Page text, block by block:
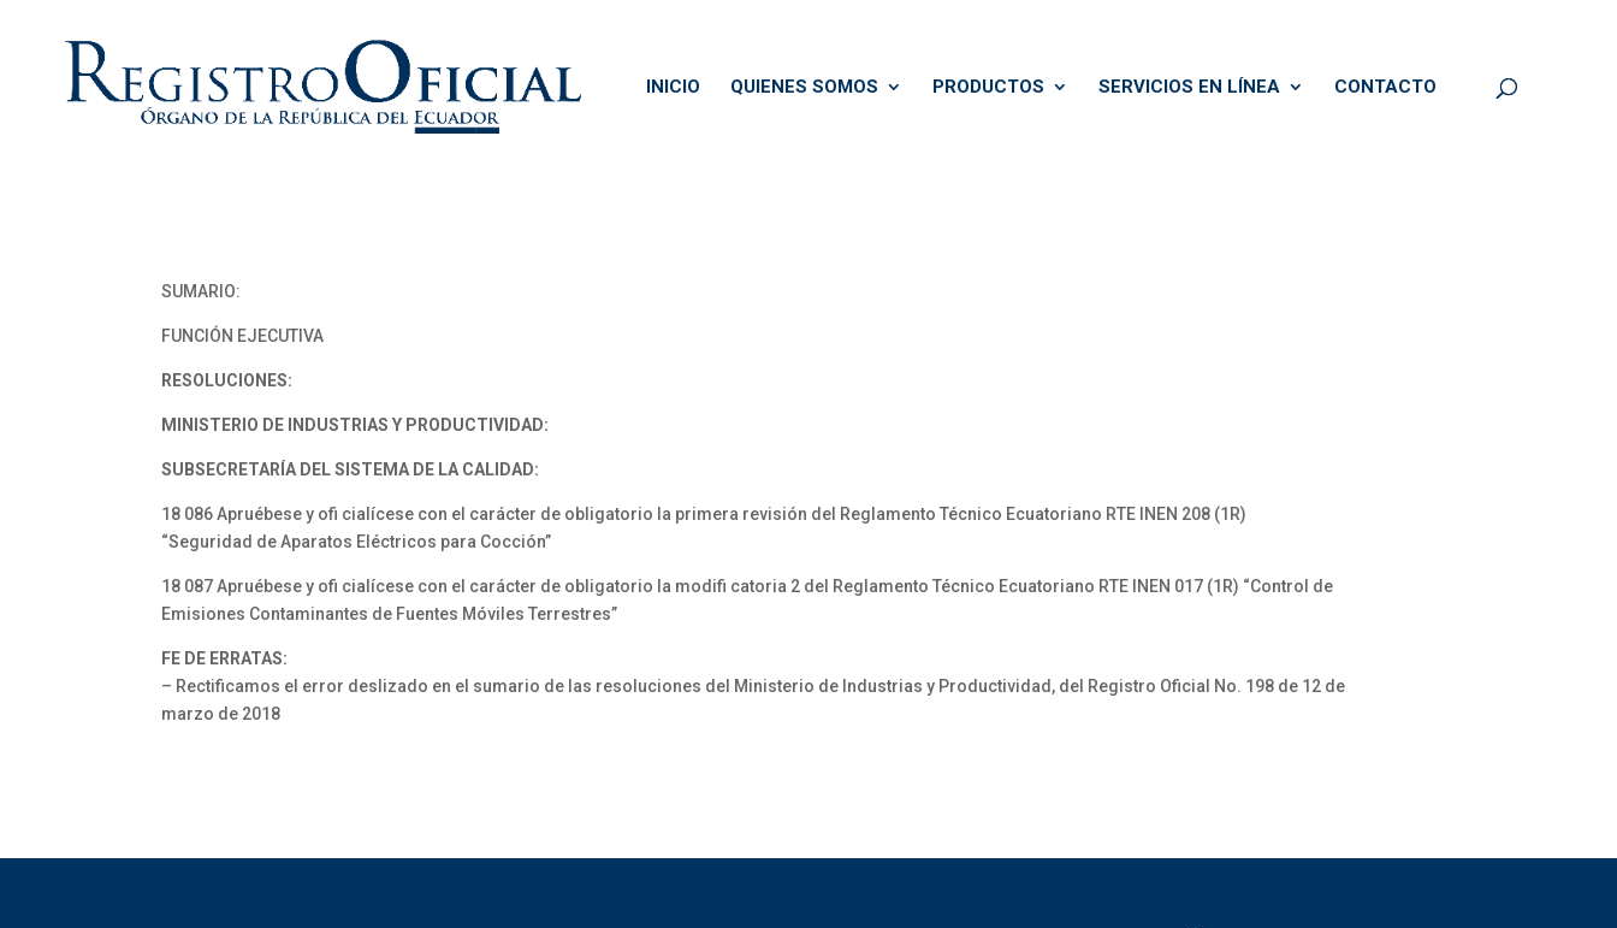
INICIO QUIENES SOMOS PRODUCTOS SERVICIOS EN LÍNEA CONTACTO
SUMARIO:
FUNCIÓN EJECUTIVA
RESOLUCIONES:
MINISTERIO DE INDUSTRIAS Y PRODUCTIVIDAD:
SUBSECRETARÍA DEL SISTEMA DE LA CALIDAD:
18 086 Apruébese y ofi cialícese con el carácter de obligatorio la primera revisión del Reglamento Técnico Ecuatoriano RTE INEN 208 (1R)
“Seguridad de Aparatos Eléctricos para Cocción”
18 087 Apruébese y ofi cialícese con el carácter de obligatorio la modifi catoria 2 del Reglamento Técnico Ecuatoriano RTE INEN 017 (1R) “Control de
Emisiones Contaminantes de Fuentes Móviles Terrestres”
FE DE ERRATAS:
– Rectificamos el error deslizado en el sumario de las resoluciones del Ministerio de Industrias y Productividad, del Registro Oficial No. 198 de 12 de
marzo de 2018